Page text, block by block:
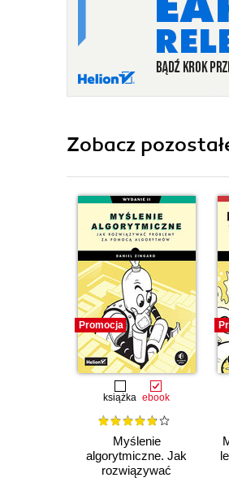
Zobacz
Promocja
książka ebook
Myślenie
algorytmiczne. Jak
rozwiązywać